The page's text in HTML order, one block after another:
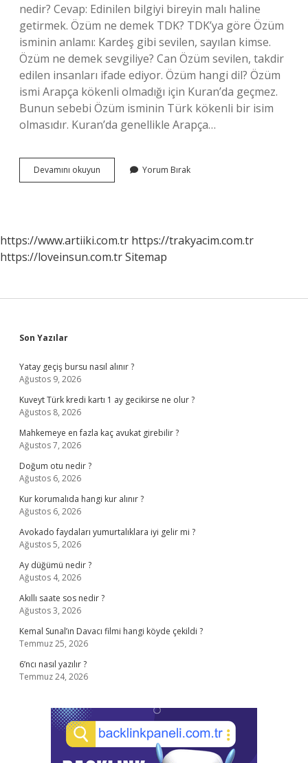
nedir? Cevap: Edinilen bilgiyi bireyin malı haline
getirmek. Özüm ne demek TDK? TDK’ya göre Özüm
isminin anlamı: Kardeş gibi sevilen, sayılan kimse.
Özüm ne demek sevgiliye? Can Özüm sevilen, takdir
edilen insanları ifade ediyor. Özüm hangi dil? Özüm
ismi Arapça kökenli olmadığı için Kuran’da geçmez.
Bunun sebebi Özüm isminin Türk kökenli bir isim
olmasıdır. Kuran’da genellikle Arapça…
Devamını okuyun
Türkçede
Yorum Bırak
https://www.artiiki.com.tr https://trakyacim.com.tr
https://loveinsun.com.trSitemap
Sidebar
Son Yazılar
Yatay geçiş bursu nasıl alınır ?
Ağustos 9, 2026
Kuveyt Türk kredi kartı 1 ay gecikirse ne olur ?
Ağustos 8, 2026
Mahkemeye en fazla kaç avukat girebilir ?
Ağustos 7, 2026
Doğum otu nedir ?
Ağustos 6, 2026
Kur korumalıda hangi kur alınır ?
Ağustos 6, 2026
Avokado faydaları yumurtalıklara iyi gelir mi ?
Ağustos 5, 2026
Ay düğümü nedir ?
Ağustos 4, 2026
Akıllı saate sos nedir ?
Ağustos 3, 2026
Kemal Sunal’ın Davacı filmi hangi köyde çekildi ?
Temmuz 25, 2026
6’ncı nasıl yazılır ?
Temmuz 24, 2026